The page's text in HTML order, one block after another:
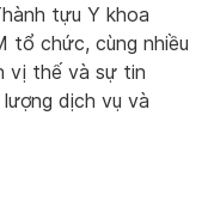
tựu Y khoa
tổ chức, cùng nhiều
vị thế và sự tin
dịch vụ và